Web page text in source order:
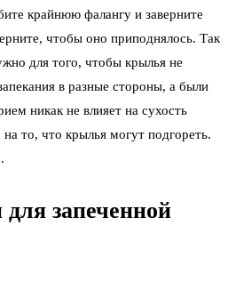
крайнюю фалангу и заверните
чтобы оно приподнялось. Так
для того, чтобы крылья не
в разные стороны, а были
никак не влияет на сухость
то, что крылья могут подгореть.
запеченной